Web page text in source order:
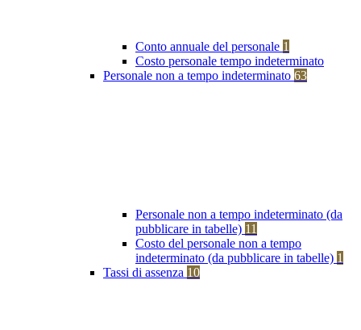
Conto annuale del personale 1
Costo personale tempo indeterminato
Personale non a tempo indeterminato 63
Personale non a tempo indeterminato (da
pubblicare in tabelle) 11
Costo del personale non a tempo
indeterminato (da pubblicare in tabelle) 1
Tassi di assenza 10